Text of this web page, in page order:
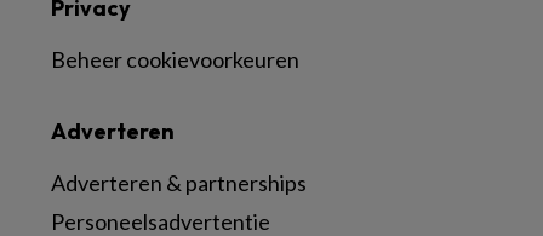
Adverteren
Adverteren & partnerships
Personeelsadvertentie
Privacy
Beheer cookievoorkeuren